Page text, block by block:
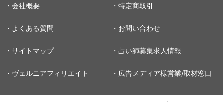
・会社概要
・特定商取引
・よくある質問 ・お問い合わせ
・サイトマップ ・占い師募集求人情報
・ヴェルニアフィリエイト ・広告メディア様営業/取材窓口